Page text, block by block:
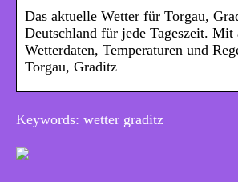
Das aktuelle Wetter für Torgau,
Deutschland für jede Tageszeit. Mit
Wetterdaten, Temperaturen und
Torgau, Graditz
Keywords: wetter graditz